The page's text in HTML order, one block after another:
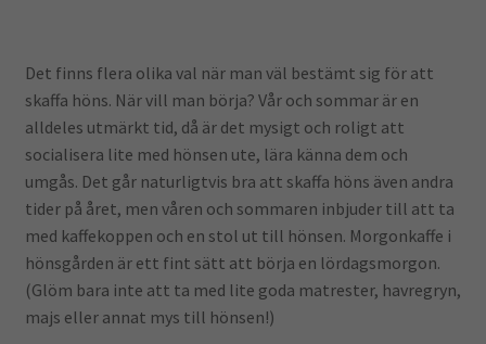
Det finns flera olika val när man väl bestämt sig för att
skaffa höns. När vill man börja? Vår och sommar är en
alldeles utmärkt tid, då är det mysigt och roligt att
socialisera lite med hönsen ute, lära känna dem och
umgås. Det går naturligtvis bra att skaffa höns även andra
tider på året, men våren och sommaren inbjuder till att ta
med kaffekoppen och en stol ut till hönsen. Morgonkaffe i
hönsgården är ett fint sätt att börja en lördagsmorgon.
(Glöm bara inte att ta med lite goda matrester, havregryn,
majs eller annat mys till hönsen!)